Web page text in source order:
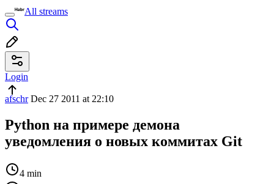
All streams
Login
afschrDec 27 2011 at 22:10
Python на примере демона
уведомления о новых коммитах Git
4 min